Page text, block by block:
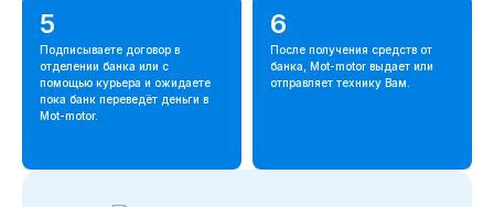
5
Подписываете договор в
отделении банка или с
помощью курьера и ожидаете
пока банк переведёт деньги в
Mot-motor.
6
После получения средств от
банка, Mot-motor выдает или
отправляет технику Вам.